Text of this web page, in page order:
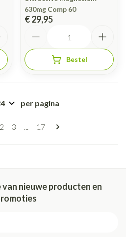
630mg Comp 60
€ 29,95
Bestel
Pagina's
momenteel pagina
Pagina
2 Pagina
3 ... Pagina
17
per pagina
nieuwe producten en